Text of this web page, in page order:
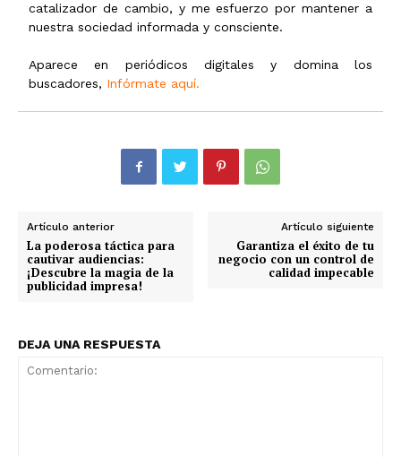
catalizador de cambio, y me esfuerzo por mantener a
nuestra sociedad informada y consciente.
Aparece en periódicos digitales y domina los
buscadores, Infórmate aquí.
Artículo anterior
La poderosa táctica para
cautivar audiencias:
¡Descubre la magia de la
publicidad impresa!
Artículo siguiente
Garantiza el éxito de tu
negocio con un control de
calidad impecable
DEJA UNA RESPUESTA